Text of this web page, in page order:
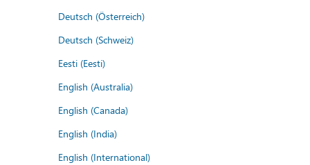
Deutsch (Österreich)
Deutsch (Schweiz)
Eesti (Eesti)
English (Australia)
English (Canada)
English (India)
English (International)